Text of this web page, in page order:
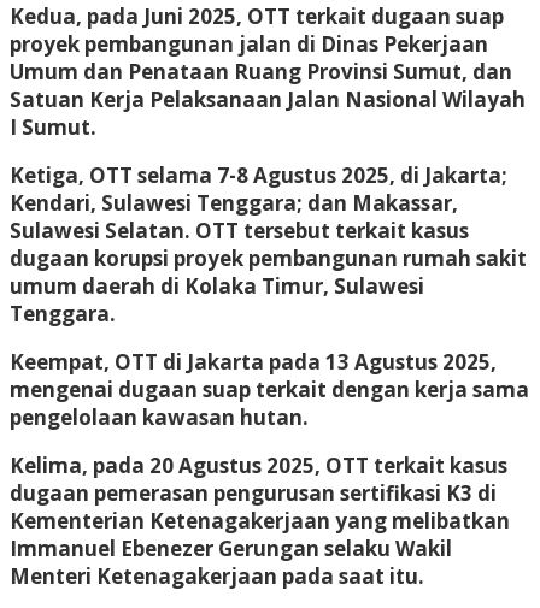
Kedua, pada Juni 2025, OTT terkait dugaan suap
proyek pembangunan jalan di Dinas Pekerjaan
Umum dan Penataan Ruang Provinsi Sumut, dan
Satuan Kerja Pelaksanaan Jalan Nasional Wilayah
I Sumut.
Ketiga, OTT selama 7-8 Agustus 2025, di Jakarta;
Kendari, Sulawesi Tenggara; dan Makassar,
Sulawesi Selatan. OTT tersebut terkait kasus
dugaan korupsi proyek pembangunan rumah sakit
umum daerah di Kolaka Timur, Sulawesi
Tenggara.
Keempat, OTT di Jakarta pada 13 Agustus 2025,
mengenai dugaan suap terkait dengan kerja sama
pengelolaan kawasan hutan.
Kelima, pada 20 Agustus 2025, OTT terkait kasus
dugaan pemerasan pengurusan sertifikasi K3 di
Kementerian Ketenagakerjaan yang melibatkan
Immanuel Ebenezer Gerungan selaku Wakil
Menteri Ketenagakerjaan pada saat itu.